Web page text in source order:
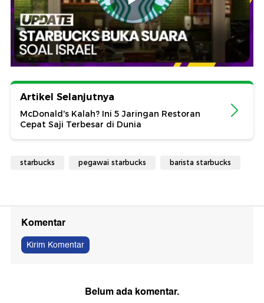
Artikel Selanjutnya
McDonald's Kalah? Ini 5 Jaringan Restoran
Cepat Saji Terbesar di Dunia
starbucks pegawai starbucks barista starbucks
Komentar
Kirim Komentar
Belum ada komentar.